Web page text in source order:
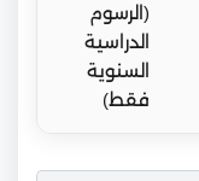
(الرسوم
الدراسية
السنوية
فقط)